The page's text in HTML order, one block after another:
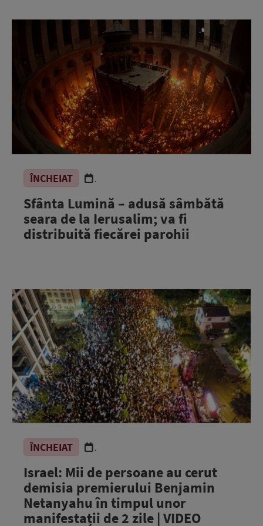
ÎNCHEIAT .
Sfânta Lumină – adusă sâmbătă
seara de la Ierusalim; va fi
distribuită fiecărei parohii
ÎNCHEIAT .
Israel: Mii de persoane au cerut
demisia premierului Benjamin
Netanyahu în timpul unor
manifestații de 2 zile | VIDEO